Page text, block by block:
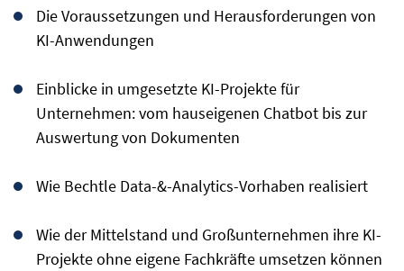
Die Voraussetzungen und Herausforderungen von
KI-Anwendungen
Einblicke in umgesetzte KI-Projekte für
Unternehmen: vom hauseigenen Chatbot bis zur
Auswertung von Dokumenten
Wie Bechtle Data-&-Analytics-Vorhaben realisiert
Wie der Mittelstand und Großunternehmen ihre KI-
Projekte ohne eigene Fachkräfte umsetzen können